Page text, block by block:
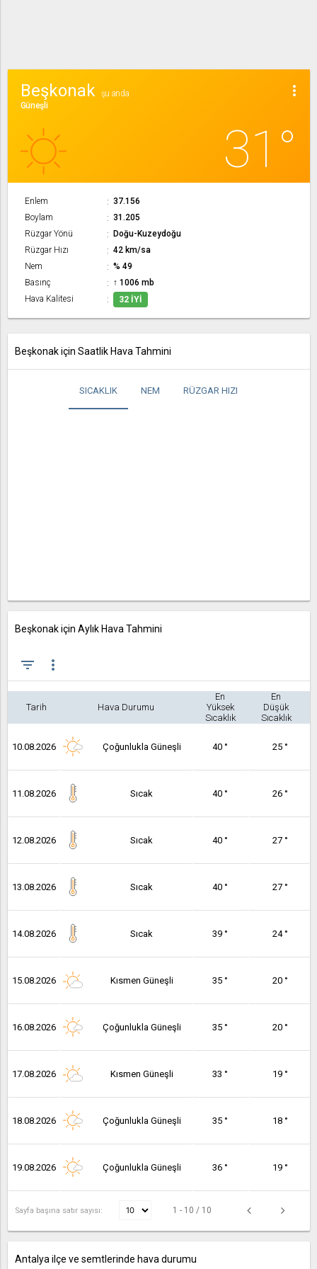
more_vert
Beşkonak
şu anda
Güneşli
31°
Enlem
37.156
Boylam
31.205
Rüzgar Yönü
Doğu-Kuzeydoğu
Rüzgar Hızı
42 km/sa
Nem
% 49
Basınç
↑ 1006 mb
Hava Kalitesi
32 İYI
Beşkonak için Saatlik Hava Tahmini
SICAKLIK NEM RÜZGAR HIZI
Beşkonak için Aylık Hava Tahmini
filter_list more_vert
Tarih Hava Durumu
En
Yüksek
Sıcaklık
En
Düşük
Sıcaklık
10.08.2026 Çoğunlukla Güneşli 40 ° 25 °
11.08.2026 Sıcak 40 ° 26 °
12.08.2026 Sıcak 40 ° 27 °
13.08.2026 Sıcak 40 ° 27 °
14.08.2026 Sıcak 39 ° 24 °
15.08.2026 Kısmen Güneşli 35 ° 20 °
16.08.2026 Çoğunlukla Güneşli 35 ° 20 °
17.08.2026 Kısmen Güneşli 33 ° 19 °
18.08.2026 Çoğunlukla Güneşli 35 ° 18 °
19.08.2026 Çoğunlukla Güneşli 36 ° 19 °
Sayfa başına satır sayısı: 1 - 10 / 10
Antalya ilçe ve semtlerinde hava durumu